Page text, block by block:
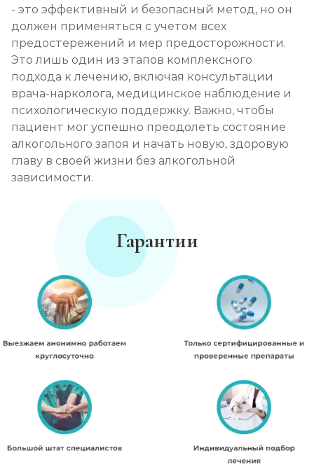
- это эффективный и безопасный метод, но он
должен применяться с учетом всех
предостережений и мер предосторожности.
Это лишь один из этапов комплексного
подхода к лечению, включая консультации
врача-нарколога, медицинское наблюдение и
психологическую поддержку. Важно, чтобы
пациент мог успешно преодолеть состояние
алкогольного запоя и начать новую, здоровую
главу в своей жизни без алкогольной
зависимости.
Гарантии